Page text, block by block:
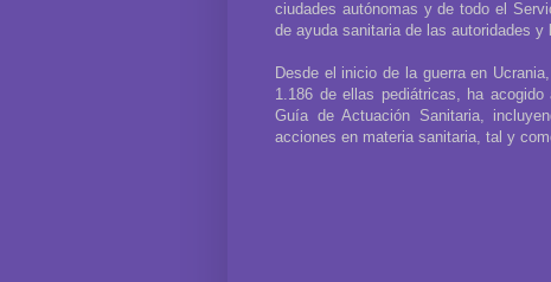
ciudades autónomas y de todo el
de ayuda sanitaria de las autoridades y
Desde el inicio de la guerra en
1.186 de ellas pediátricas, ha
Guía de Actuación Sanitaria,
acciones en materia sanitaria, tal y